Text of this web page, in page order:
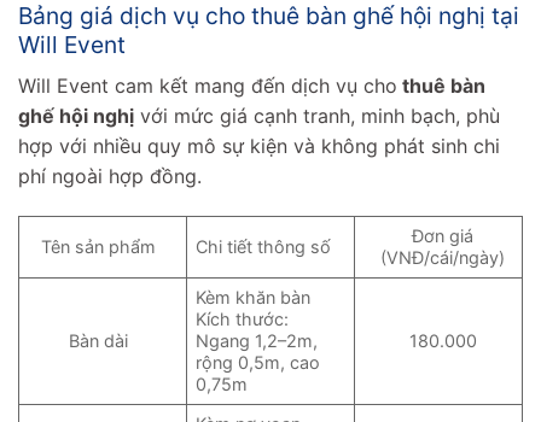
Bảng giá dịch vụ cho thuê bàn ghế hội nghị tại
Will Event
Will Event cam kết mang đến dịch vụ cho thuê bàn
ghế hội nghị với mức giá cạnh tranh, minh bạch, phù
hợp với nhiều quy mô sự kiện và không phát sinh chi
phí ngoài hợp đồng.
Tên sản phẩm Chi tiết thông số
Đơn giá
(VNĐ/cái/ngày)
Bàn dài
Kèm khăn bàn
Kích thước:
Ngang 1,2–2m,
rộng 0,5m, cao
0,75m
180.000